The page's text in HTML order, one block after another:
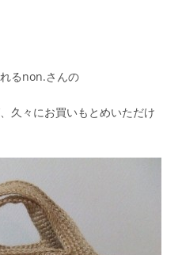
るnon.さんの
久々にお買いもとめいただけ